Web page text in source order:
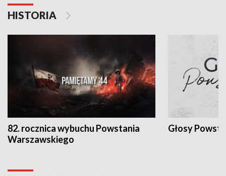
HISTORIA
82. rocznica wybuchu Powstania
Warszawskiego
Głosy